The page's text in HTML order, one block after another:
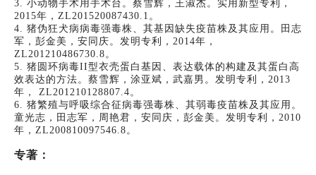
3. 小动物手术用手术台。蔡雪辉，王淑杰。实用新型专利，
2015年，ZL201520087430.1。
4. 猪伪狂犬病病毒强毒株、其基因缺失疫苗株及其应用。田志
军，彭金美，安同庆。发明专利，2014年，
ZL201210486730.8。
5. 猪圆环病毒II型衣壳蛋白基因、表达载体的构建及其蛋白高
效表达的方法。蔡雪辉，涂亚斌，武嘉男。发明专利，2013
年， ZL201210128807.4。
6. 猪繁殖与呼吸综合征病毒强毒株、其弱毒疫苗株及其应用。
童光志，田志军，周艳君，安同庆，彭金美。发明专利，2010
年，ZL200810097546.8。
专著：